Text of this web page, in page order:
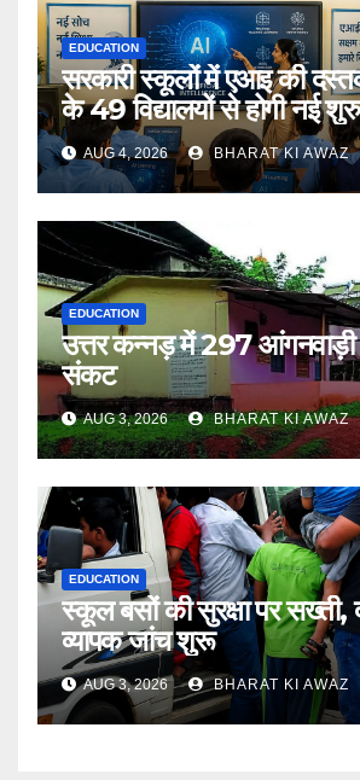
EDUCATION
सरकारी स्कूलों में एआइ की
के 49 विद्यालयों से होगी नई
AUG 4, 2026 BHARAT KI AWAZ
EDUCATION
उत्तर कन्नड़ में 297 आंगनवाड़ी
संकट
AUG 3, 2026 BHARAT KI AWAZ
EDUCATION
स्कूल बसों की सुरक्षा पर सख्ती,
व्यापक जांच शुरू
AUG 3, 2026 BHARAT KI AWAZ